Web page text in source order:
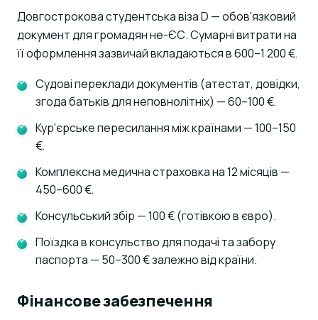
Довгострокова студентська віза D — обов'язковий
документ для громадян не-ЄС. Сумарні витрати на
її оформлення зазвичай вкладаються в 600–1 200 €.
Судові переклади документів (атестат, довідки,
згода батьків для неповнолітніх) — 60–100 €.
Кур'єрське пересилання між країнами — 100–150
€.
Комплексна медична страховка на 12 місяців —
450–600 €.
Консульський збір — 100 € (готівкою в євро).
Поїздка в консульство для подачі та забору
паспорта — 50–300 € залежно від країни.
Фінансове забезпечення
K AI assistant
Online · instant replies